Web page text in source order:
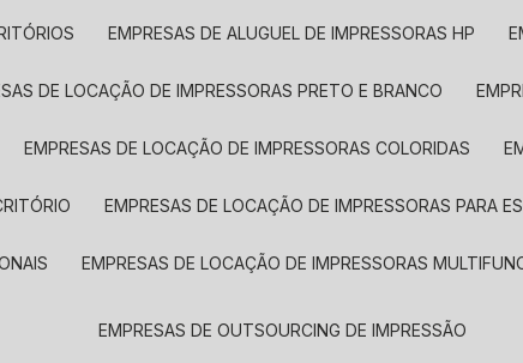
EMPRESAS DE ALUGUEL DE IMPRESSORAS HP
DE LOCAÇÃO DE IMPRESSORAS PRETO E BRANCO
EMPRESAS DE LOCAÇÃO DE IMPRESSORAS COLORIDAS
EMPRESAS DE LOCAÇÃO DE IMPRESSORAS PARA
EMPRESAS DE LOCAÇÃO DE IMPRESSORAS
EMPRESAS DE OUTSOURCING DE IMPRESSÃO